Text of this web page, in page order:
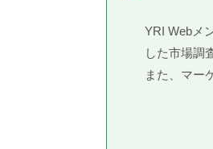
YRI Webメ
した市場調
また、マー